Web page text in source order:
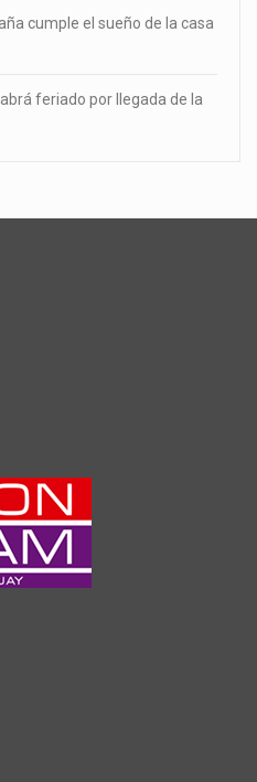
cumple el sueño de la casa
feriado por llegada de la